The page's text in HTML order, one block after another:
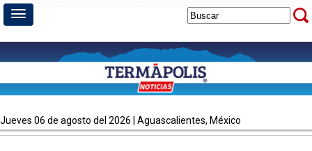
jueves 06 de agosto del 2026 | Aguascalientes, México